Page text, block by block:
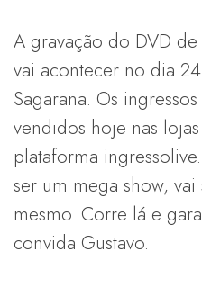
A gravação do DVD
vai acontecer no dia
Sagarana. Os
vendidos hoje nas
plataforma
ser um mega show,
mesmo. Corre lá e
convida Gustavo.